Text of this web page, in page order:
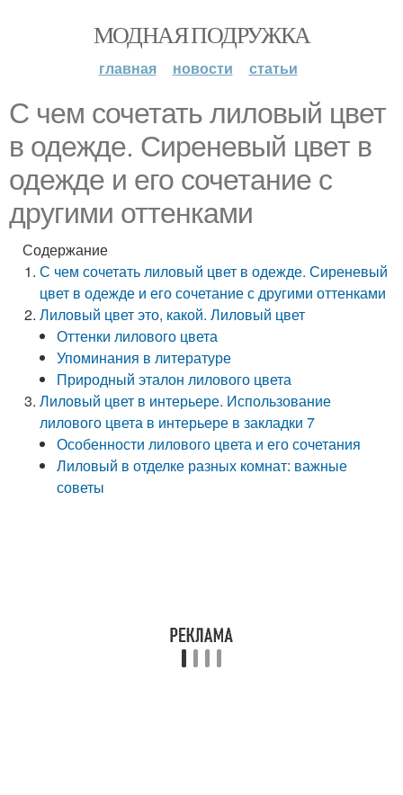
МОДНАЯ ПОДРУЖКА
главная новости статьи
С чем сочетать лиловый цвет
в одежде. Сиреневый цвет в
одежде и его сочетание с
другими оттенками
Содержание
С чем сочетать лиловый цвет в одежде. Сиреневый
цвет в одежде и его сочетание с другими оттенками
Лиловый цвет это, какой. Лиловый цвет
Оттенки лилового цвета
Упоминания в литературе
Природный эталон лилового цвета
Лиловый цвет в интерьере. Использование
лилового цвета в интерьере в закладки 7
Особенности лилового цвета и его сочетания
Лиловый в отделке разных комнат: важные
советы